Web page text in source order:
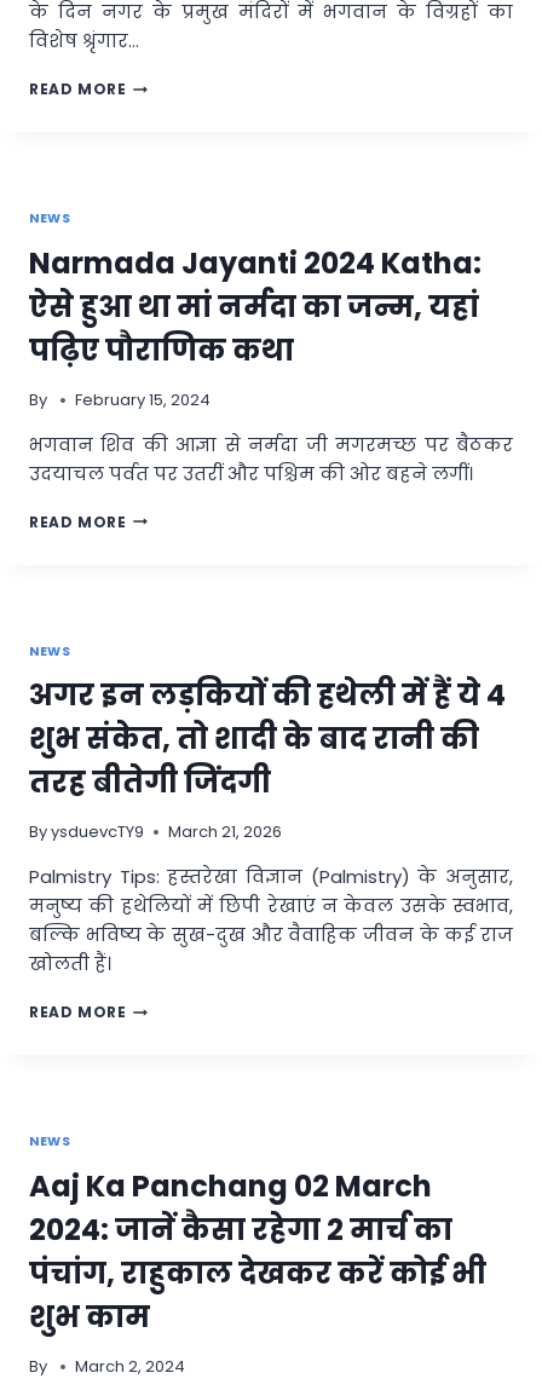
के दिन नगर के प्रमुख मंदिरों में भगवान के विग्रहों का
विशेष श्रृंगार…
READ MORE MAGH
को…
गजकेसरी
सहित
त्रिग्रही
योग
होगा
का
राशि
NEWS
Narmada Jayanti 2024 Katha:
ऐसे हुआ था मां नर्मदा का जन्म, यहां
पढ़िए पौराणिक कथा
By February 15, 2024
भगवान शिव की आज्ञा से नर्मदा जी मगरमच्छ पर बैठकर
उदयाचल पर्वत पर उतरीं और पश्चिम की ओर बहने लगीं।
READ MORE NARMADA
नर्मदा
का
जन्म,
यहां
पढ़िए
कथा
NEWS
अगर इन लड़कियों की हथेली में हैं ये 4
शुभ संकेत, तो शादी के बाद रानी की
तरह बीतेगी जिंदगी
ByysduevcTY9 March 21, 2026
Palmistry Tips: हस्तरेखा विज्ञान (Palmistry) के अनुसार,
मनुष्य की हथेलियों में छिपी रेखाएं न केवल उसके स्वभाव,
बल्कि भविष्य के सुख-दुख और वैवाहिक जीवन के कई राज
खोलती हैं।
READ MORE अगर
शुभ
संकेत,
तो
शादी
के
बाद
की
NEWS
Aaj Ka Panchang 02 March
2024: जानें कैसा रहेगा 2 मार्च का
पंचांग, राहुकाल देखकर करें कोई भी
शुभ काम
By March 2, 2024